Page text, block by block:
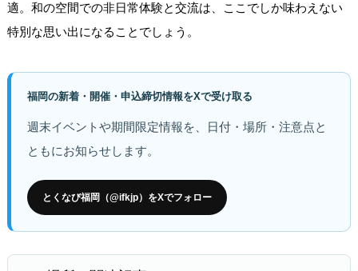
適。和の空間での非日常体験と交流は、ここでしか味わえない
特別な思い出になることでしょう。
福岡の新着・開催・申込締切情報をXで受け取る
週末イベントや期間限定情報を、日付・場所・注意点と
ともにお知らせします。
とくなび福岡（@ifkjp）をXでフォロー